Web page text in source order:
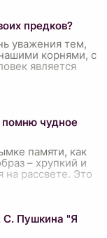
предков?
уважения тем,
корнями, с
является
помню чудное
памяти, как
– хрупкий и
рассвете. Это
С. Пушкина "Я